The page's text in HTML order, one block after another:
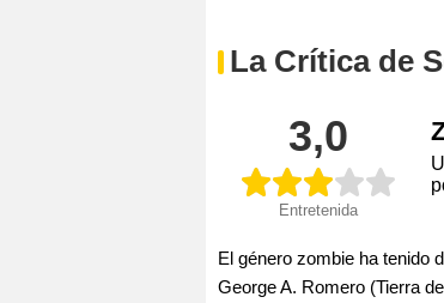
La Crítica de
3,0
Entretenida
El género zombie ha tenido
George A. Romero (Tierra